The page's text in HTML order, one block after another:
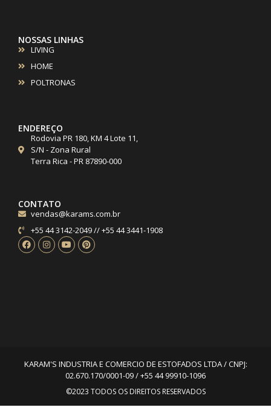
NOSSAS LINHAS
LIVING
HOME
POLTRONAS
ENDEREÇO
Rodovia PR 180, KM 4 Lote 11,
S/N - Zona Rural
Terra Rica - PR 87890-000
CONTATO
vendas@karams.com.br
+55 44 3142-2049 // +55 44 3441-1908
©2023 TODOS OS DIREITOS RESERVADOS
KARAM'S INDUSTRIA E COMERCIO DE ESTOFADOS LTDA / CNPJ:
02.670.170/0001-09 / +55 44 99910-1096